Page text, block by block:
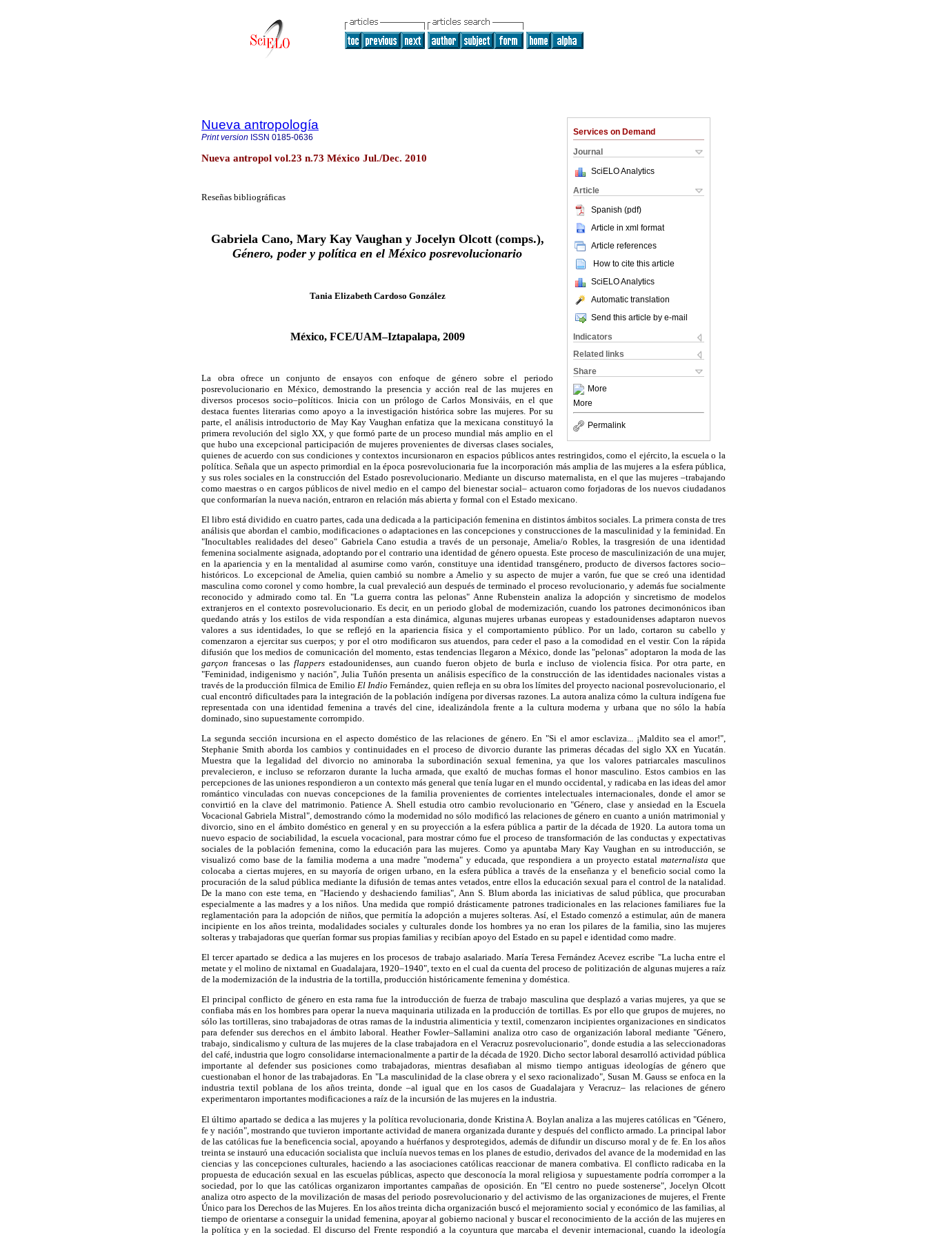
Services on Demand
Journal
SciELO Analytics
Article
Spanish (pdf)
Article in xml format
Article references
How to cite this article
SciELO Analytics
Automatic translation
Send this article by e-mail
Indicators
Related links
Share
More
More
Permalink
Nueva antropología
Print version ISSN 0185-0636
Nueva antropol vol.23 n.73 México Jul./Dec. 2010
Reseñas bibliográficas
Gabriela Cano, Mary Kay Vaughan y Jocelyn Olcott (comps.),
Género, poder y política en el México posrevolucionario
Tania Elizabeth Cardoso González
México, FCE/UAM–Iztapalapa, 2009
La obra ofrece un conjunto de ensayos con enfoque de género sobre el periodo
posrevolucionario en México, demostrando la presencia y acción real de las mujeres en
diversos procesos socio–políticos. Inicia con un prólogo de Carlos Monsiváis, en el que
destaca fuentes literarias como apoyo a la investigación histórica sobre las mujeres. Por su
parte, el análisis introductorio de May Kay Vaughan enfatiza que la mexicana constituyó la
primera revolución del siglo XX, y que formó parte de un proceso mundial más amplio en el
que hubo una excepcional participación de mujeres provenientes de diversas clases sociales,
quienes de acuerdo con sus condiciones y contextos incursionaron en espacios públicos antes restringidos, como el ejército, la escuela o la
política. Señala que un aspecto primordial en la época posrevolucionaria fue la incorporación más amplia de las mujeres a la esfera pública,
y sus roles sociales en la construcción del Estado posrevolucionario. Mediante un discurso maternalista, en el que las mujeres –trabajando
como maestras o en cargos públicos de nivel medio en el campo del bienestar social– actuaron como forjadoras de los nuevos ciudadanos
que conformarían la nueva nación, entraron en relación más abierta y formal con el Estado mexicano.
El libro está dividido en cuatro partes, cada una dedicada a la participación femenina en distintos ámbitos sociales. La primera consta de tres
análisis que abordan el cambio, modificaciones o adaptaciones en las concepciones y construcciones de la masculinidad y la feminidad. En
"Inocultables realidades del deseo" Gabriela Cano estudia a través de un personaje, Amelia/o Robles, la trasgresión de una identidad
femenina socialmente asignada, adoptando por el contrario una identidad de género opuesta. Este proceso de masculinización de una mujer,
en la apariencia y en la mentalidad al asumirse como varón, constituye una identidad transgénero, producto de diversos factores socio–
históricos. Lo excepcional de Amelia, quien cambió su nombre a Amelio y su aspecto de mujer a varón, fue que se creó una identidad
masculina como coronel y como hombre, la cual prevaleció aun después de terminado el proceso revolucionario, y además fue socialmente
reconocido y admirado como tal. En "La guerra contra las pelonas" Anne Rubenstein analiza la adopción y sincretismo de modelos
extranjeros en el contexto posrevolucionario. Es decir, en un periodo global de modernización, cuando los patrones decimonónicos iban
quedando atrás y los estilos de vida respondían a esta dinámica, algunas mujeres urbanas europeas y estadounidenses adaptaron nuevos
valores a sus identidades, lo que se reflejó en la apariencia física y el comportamiento público. Por un lado, cortaron su cabello y
comenzaron a ejercitar sus cuerpos; y por el otro modificaron sus atuendos, para ceder el paso a la comodidad en el vestir. Con la rápida
difusión que los medios de comunicación del momento, estas tendencias llegaron a México, donde las "pelonas" adoptaron la moda de las
garçon francesas o las flappersestadounidenses, aun cuando fueron objeto de burla e incluso de violencia física. Por otra parte, en
"Feminidad, indigenismo y nación", Julia Tuñón presenta un análisis específico de la construcción de las identidades nacionales vistas a
través de la producción fílmica de Emilio El Indio Fernández, quien refleja en su obra los límites del proyecto nacional posrevolucionario, el
cual encontró dificultades para la integración de la población indígena por diversas razones. La autora analiza cómo la cultura indígena fue
representada con una identidad femenina a través del cine, idealizándola frente a la cultura moderna y urbana que no sólo la había
dominado, sino supuestamente corrompido.
La segunda sección incursiona en el aspecto doméstico de las relaciones de género. En "Si el amor esclaviza... ¡Maldito sea el amor!",
Stephanie Smith aborda los cambios y continuidades en el proceso de divorcio durante las primeras décadas del siglo XX en Yucatán.
Muestra que la legalidad del divorcio no aminoraba la subordinación sexual femenina, ya que los valores patriarcales masculinos
prevalecieron, e incluso se reforzaron durante la lucha armada, que exaltó de muchas formas el honor masculino. Estos cambios en las
percepciones de las uniones respondieron a un contexto más general que tenía lugar en el mundo occidental, y radicaba en las ideas del amor
romántico vinculadas con nuevas concepciones de la familia provenientes de corrientes intelectuales internacionales, donde el amor se
convirtió en la clave del matrimonio. Patience A. Shell estudia otro cambio revolucionario en "Género, clase y ansiedad en la Escuela
Vocacional Gabriela Mistral", demostrando cómo la modernidad no sólo modificó las relaciones de género en cuanto a unión matrimonial y
divorcio, sino en el ámbito doméstico en general y en su proyección a la esfera pública a partir de la década de 1920. La autora toma un
nuevo espacio de sociabilidad, la escuela vocacional, para mostrar cómo fue el proceso de transformación de las conductas y expectativas
sociales de la población femenina, como la educación para las mujeres. Como ya apuntaba Mary Kay Vaughan en su introducción, se
visualizó como base de la familia moderna a una madre "moderna" y educada, que respondiera a un proyecto estatal maternalista que
colocaba a ciertas mujeres, en su mayoría de origen urbano, en la esfera pública a través de la enseñanza y el beneficio social como la
procuración de la salud pública mediante la difusión de temas antes vetados, entre ellos la educación sexual para el control de la natalidad.
De la mano con este tema, en "Haciendo y deshaciendo familias", Ann S. Blum aborda las iniciativas de salud pública, que procuraban
especialmente a las madres y a los niños. Una medida que rompió drásticamente patrones tradicionales en las relaciones familiares fue la
reglamentación para la adopción de niños, que permitía la adopción a mujeres solteras. Así, el Estado comenzó a estimular, aún de manera
incipiente en los años treinta, modalidades sociales y culturales donde los hombres ya no eran los pilares de la familia, sino las mujeres
solteras y trabajadoras que querían formar sus propias familias y recibían apoyo del Estado en su papel e identidad como madre.
El tercer apartado se dedica a las mujeres en los procesos de trabajo asalariado. María Teresa Fernández Acevez escribe "La lucha entre el
metate y el molino de nixtamal en Guadalajara, 1920–1940", texto en el cual da cuenta del proceso de politización de algunas mujeres a raíz
de la modernización de la industria de la tortilla, producción históricamente femenina y doméstica.
El principal conflicto de género en esta rama fue la introducción de fuerza de trabajo masculina que desplazó a varias mujeres, ya que se
confiaba más en los hombres para operar la nueva maquinaria utilizada en la producción de tortillas. Es por ello que grupos de mujeres, no
sólo las tortilleras, sino trabajadoras de otras ramas de la industria alimenticia y textil, comenzaron incipientes organizaciones en sindicatos
para defender sus derechos en el ámbito laboral. Heather Fowler–Sallamini analiza otro caso de organización laboral mediante "Género,
trabajo, sindicalismo y cultura de las mujeres de la clase trabajadora en el Veracruz posrevolucionario", donde estudia a las seleccionadoras
del café, industria que logro consolidarse internacionalmente a partir de la década de 1920. Dicho sector laboral desarrolló actividad pública
importante al defender sus posiciones como trabajadoras, mientras desafiaban al mismo tiempo antiguas ideologías de género que
cuestionaban el honor de las trabajadoras. En "La masculinidad de la clase obrera y el sexo racionalizado", Susan M. Gauss se enfoca en la
industria textil poblana de los años treinta, donde –al igual que en los casos de Guadalajara y Veracruz– las relaciones de género
experimentaron importantes modificaciones a raíz de la incursión de las mujeres en la industria.
El último apartado se dedica a las mujeres y la política revolucionaria, donde Kristina A. Boylan analiza a las mujeres católicas en "Género,
fe y nación", mostrando que tuvieron importante actividad de manera organizada durante y después del conflicto armado. La principal labor
de las católicas fue la beneficencia social, apoyando a huérfanos y desprotegidos, además de difundir un discurso moral y de fe. En los años
treinta se instauró una educación socialista que incluía nuevos temas en los planes de estudio, derivados del avance de la modernidad en las
ciencias y las concepciones culturales, haciendo a las asociaciones católicas reaccionar de manera combativa. El conflicto radicaba en la
propuesta de educación sexual en las escuelas públicas, aspecto que desconocía la moral religiosa y supuestamente podría corromper a la
sociedad, por lo que las católicas organizaron importantes campañas de oposición. En "El centro no puede sostenerse", Jocelyn Olcott
analiza otro aspecto de la movilización de masas del periodo posrevolucionario y del activismo de las organizaciones de mujeres, el Frente
Único para los Derechos de las Mujeres. En los años treinta dicha organización buscó el mejoramiento social y económico de las familias, al
tiempo de orientarse a conseguir la unidad femenina, apoyar al gobierno nacional y buscar el reconocimiento de la acción de las mujeres en
la política y en la sociedad. El discurso del Frente respondió a la coyuntura que marcaba el devenir internacional, cuando la ideología